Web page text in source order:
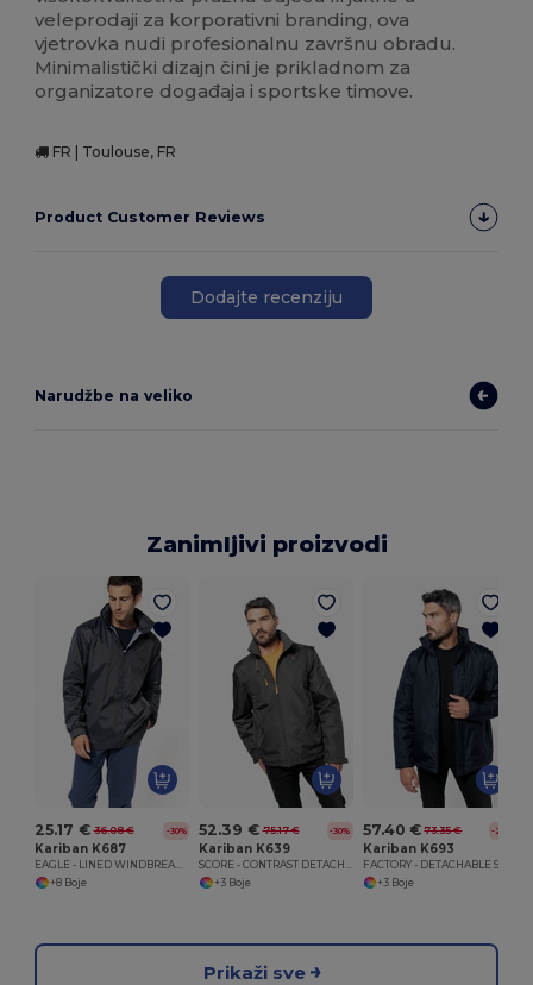
veleprodaji za korporativni branding, ova
vjetrovka nudi profesionalnu završnu obradu.
Minimalistički dizajn čini je prikladnom za
organizatore događaja i sportske timove.
FR | Toulouse, FR
Product Customer Reviews
Dodajte recenziju
Narudžbe na veliko
Zanimljivi proizvodi
25.17 € 36.08 € -30%
Kariban K687
EAGLE - LINED WINDBREAKER
+8 Boje
52.39 € 75.17 € -30%
Kariban K639
SCORE - CONTRAST DETACHABLE SLEEVE BLOUSON JACKET
+3 Boje
57.40 € 73.35 € -22%
Kariban K693
+3 Boje
Prikaži sve